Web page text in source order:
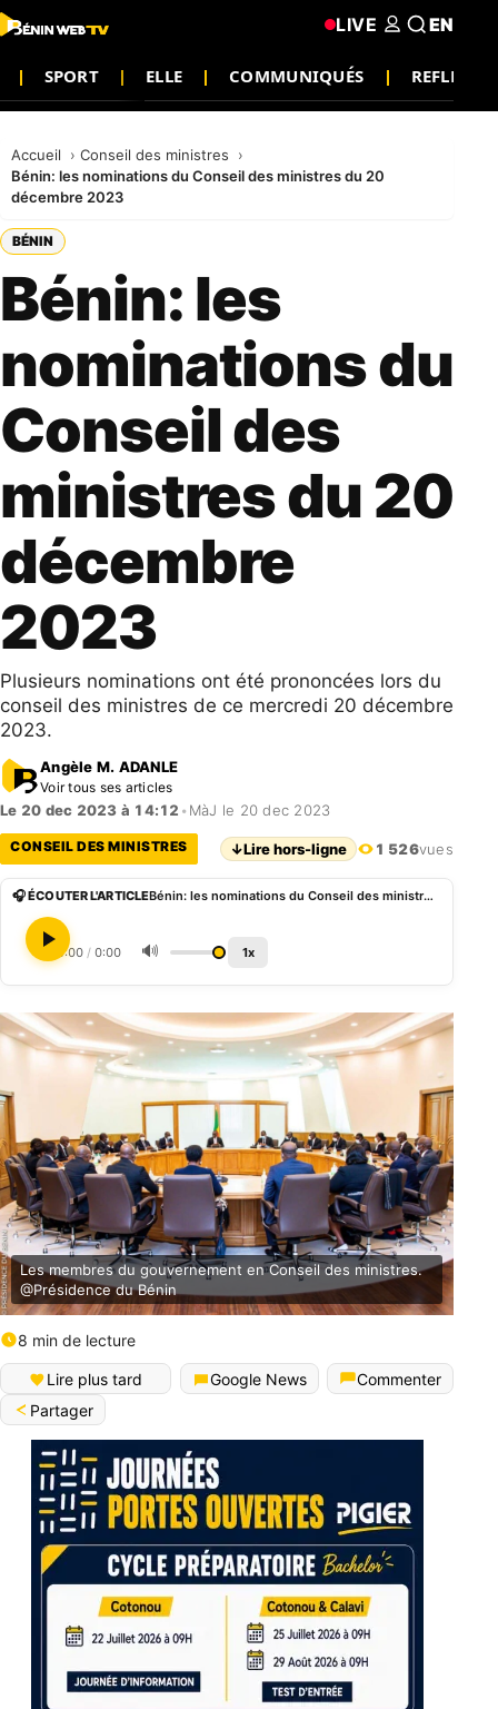
SPORT ELLE COMMUNIQUÉS
LIVE EN
Accueil
Conseil des ministres
Bénin: les nominations du Conseil des ministres du 20
décembre 2023
BÉNIN
Bénin: les
nominations du
Conseil des
ministres du 20
décembre
2023
Plusieurs nominations ont été prononcées lors du
conseil des ministres de ce mercredi 20 décembre
2023.
Angèle M. ADANLE
Voir tous ses articles
Le 20 dec 2023 à 14:12 • MàJ le 20 dec 2023
CONSEIL DES MINISTRES ↓Lire hors-ligne 1 526vues
🎧 ÉCOUTER L'ARTICLE Bénin: les nominations du Conseil des ministres du 20 décembre 2023
0:00 / 0:00 🔊 1x
Les membres du gouvernement en Conseil des ministres.
@Présidence du Bénin
8 min de lecture
Lire plus tard Google News
Commenter
Partager